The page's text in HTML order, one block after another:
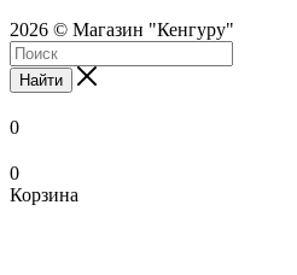
2026 © Магазин "Кенгуру"
Найти
0
0
Корзина